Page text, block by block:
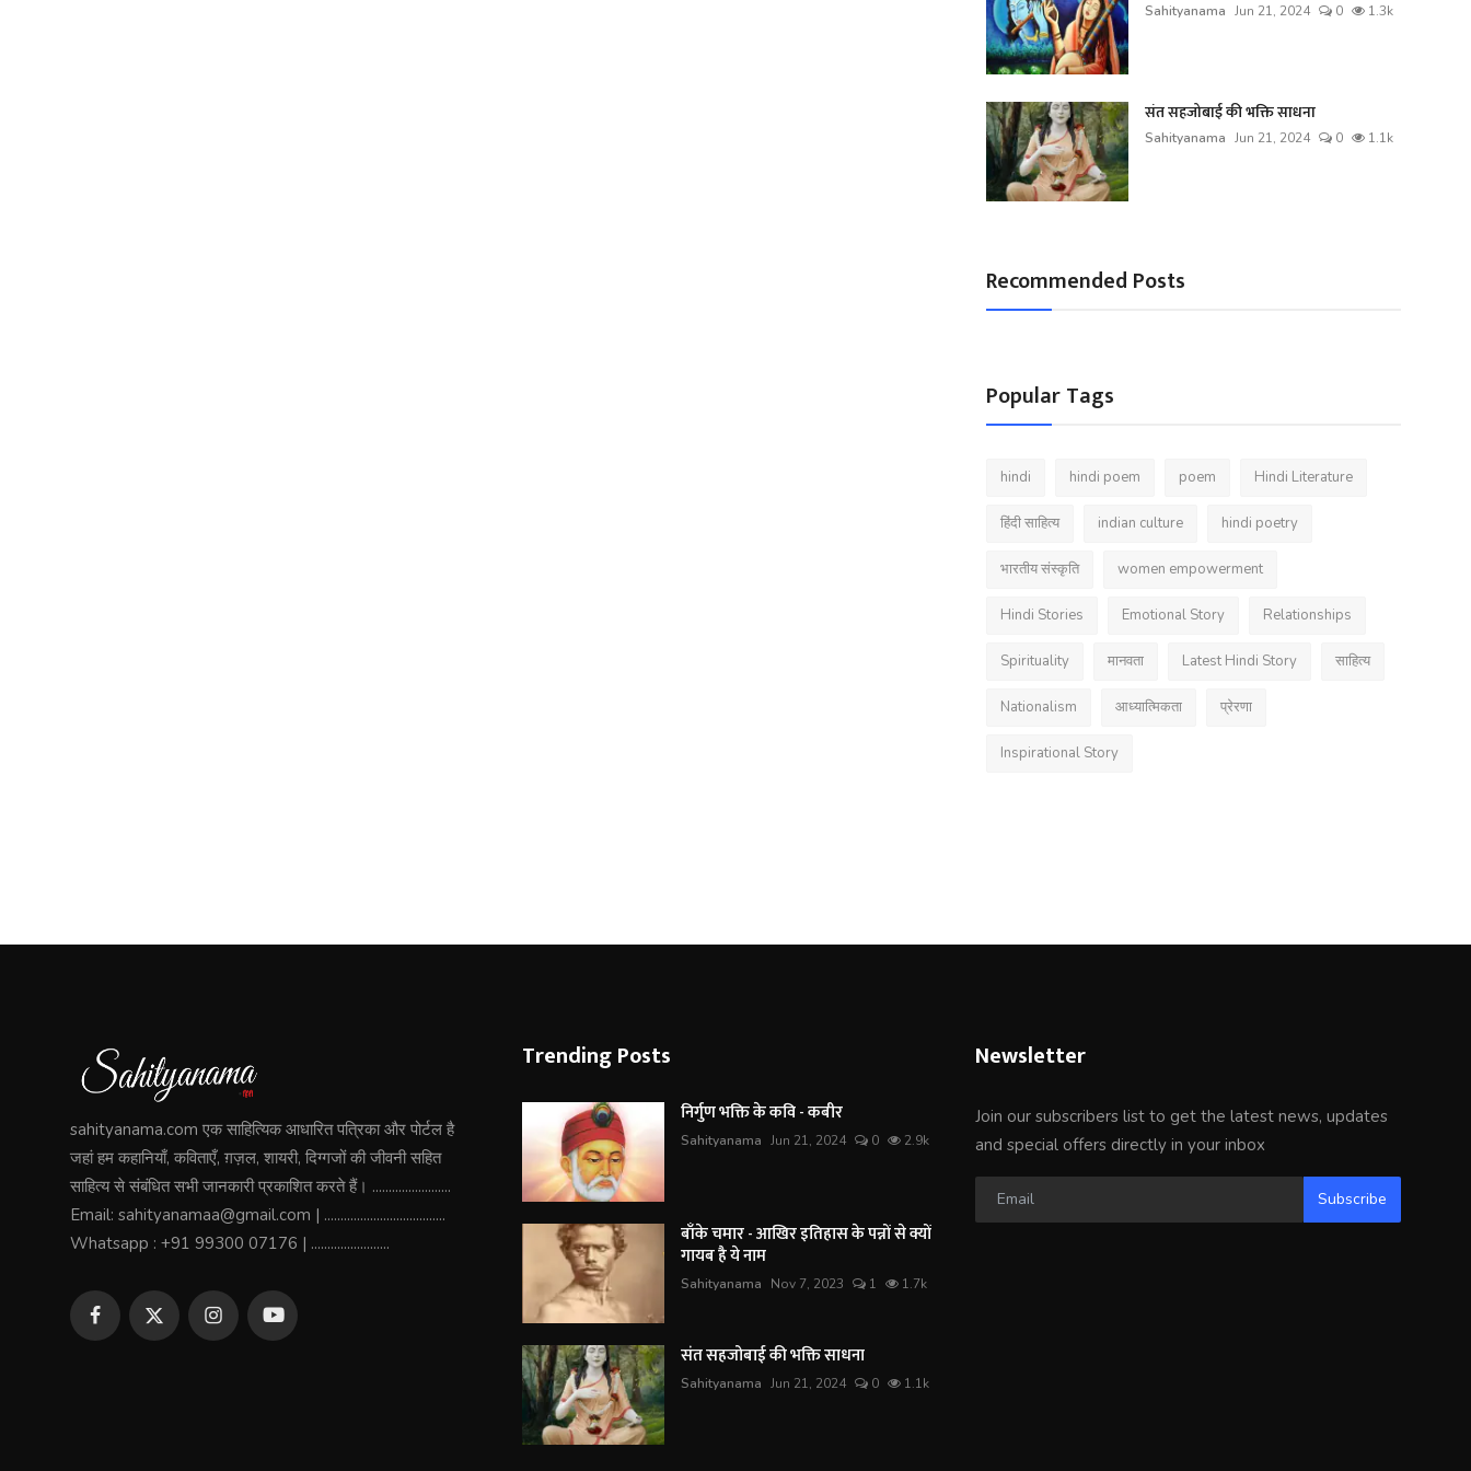
Sahityanama Jun 21, 2024 0 1.3k
संत सहजोबाई की भक्ति साधना
Sahityanama Jun 21, 2024 0 1.1k
Recommended Posts
Popular Tags
hindi hindi poem poem Hindi Literature
हिंदी साहित्य indian culture hindi poetry
भारतीय संस्कृति women empowerment
Hindi Stories Emotional Story Relationships
Spirituality मानवता Latest Hindi Story साहित्य
Nationalism आध्यात्मिकता प्रेरणा
Inspirational Story
sahityanama.com एक साहित्यिक आधारित पत्रिका और पोर्टल है
जहां हम कहानियाँ, कविताएँ, ग़ज़ल, शायरी, दिग्गजों की जीवनी सहित
साहित्य से संबंधित सभी जानकारी प्रकाशित करते हैं। ........................
Email: sahityanamaa@gmail.com | .....................................
Whatsapp : +91 99300 07176 | ........................
Trending Posts
निर्गुण भक्ति के कवि - कबीर
Sahityanama Jun 21, 2024 0 2.9k
बाँके चमार - आखिर इतिहास के पन्नों से क्यों
गायब है ये नाम
Sahityanama Nov 7, 2023 1 1.7k
संत सहजोबाई की भक्ति साधना
Sahityanama Jun 21, 2024 0 1.1k
Newsletter
Join our subscribers list to get the latest news, updates
and special offers directly in your inbox
Subscribe